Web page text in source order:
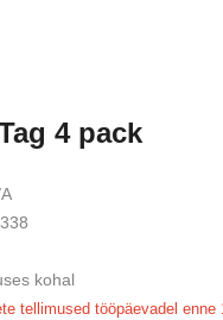
4 pack
kohal
tellimused tööpäevadel enne